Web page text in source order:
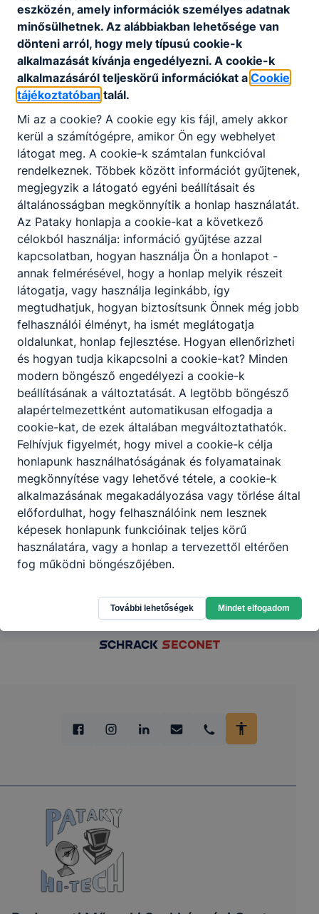
A fenti munka pénzügyi forrása a szülők és a
szponzorok anyagi támogatása.
Az alapítvány számlaszáma:11710002
20082659
Az alapítvány adószáma:
A kuratórium tagjai:
Babosa Antal
Tóth Imre
Szilvási Erika
Közös céljaink eléréséhez várjuk támogatásukat!
Látogassa meg a Hi-Tech Alapítvány
önálló weboldalát további
információkért!
A Hi-Tech Alapítvány éves jelentései és
beszámolói
Partnereink
eszközén, amely információk személyes adatnak
minősülhetnek. Az alábbiakban lehetősége van
dönteni arról, hogy mely típusú cookie-k
alkalmazását kívánja engedélyezni. A cookie-k
alkalmazásáról teljeskörű információkat a Cookie
tájékoztatóban talál.
Mi az a cookie? A cookie egy kis fájl, amely akkor
kerül a számítógépre, amikor Ön egy webhelyet
látogat meg. A cookie-k számtalan funkcióval
rendelkeznek. Többek között információt gyűjtenek,
megjegyzik a látogató egyéni beállításait és
általánosságban megkönnyítik a honlap használatát.
Az Pataky honlapja a cookie-kat a következő
célokból használja: információ gyűjtése azzal
kapcsolatban, hogyan használja Ön a honlapot -
annak felmérésével, hogy a honlap melyik részeit
látogatja, vagy használja leginkább, így
megtudhatjuk, hogyan biztosítsunk Önnek még jobb
felhasználói élményt, ha ismét meglátogatja
oldalunkat, honlap fejlesztése. Hogyan ellenőrizheti
és hogyan tudja kikapcsolni a cookie-kat? Minden
modern böngésző engedélyezi a cookie-k
beállításának a változtatását. A legtöbb böngésző
alapértelmezettként automatikusan elfogadja a
cookie-kat, de ezek általában megváltoztathatók.
Felhívjuk figyelmét, hogy mivel a cookie-k célja
honlapunk használhatóságának és folyamatainak
megkönnyítése vagy lehetővé tétele, a cookie-k
alkalmazásának megakadályozása vagy törlése által
előfordulhat, hogy felhasználóink nem lesznek
képesek honlapunk funkcióinak teljes körű
használatára, vagy a honlap a tervezettől eltérően
fog működni böngészőjében.
További lehetőségek Mindet elfogadom